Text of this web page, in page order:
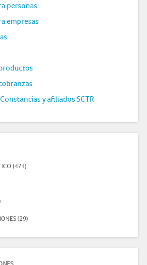
personas
empresas
y afiliados SCTR
(474)
(29)